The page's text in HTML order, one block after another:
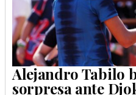
Alejandro Tabilo
sorpresa ante